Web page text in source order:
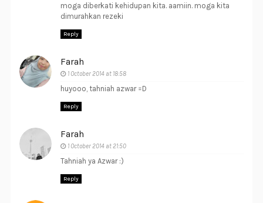
moga diberkati kehidupan kita. aamiin. moga kita
dimurahkan rezeki
Reply
Farah
1 October 2014 at 18:58
huyooo, tahniah azwar =D
Reply
Farah
1 October 2014 at 21:50
Tahniah ya Azwar :)
Reply